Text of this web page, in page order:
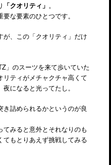
「クオリティ」 。
な要素のひとつです。
、この「クオリティ」だけ
」のスーツを来て歩いていた
リティがメチャクチャ高くて
になると光ってたし。
詰められるかというのが良
みると意外とそれなりのも
もとりあえず挑戦してみる